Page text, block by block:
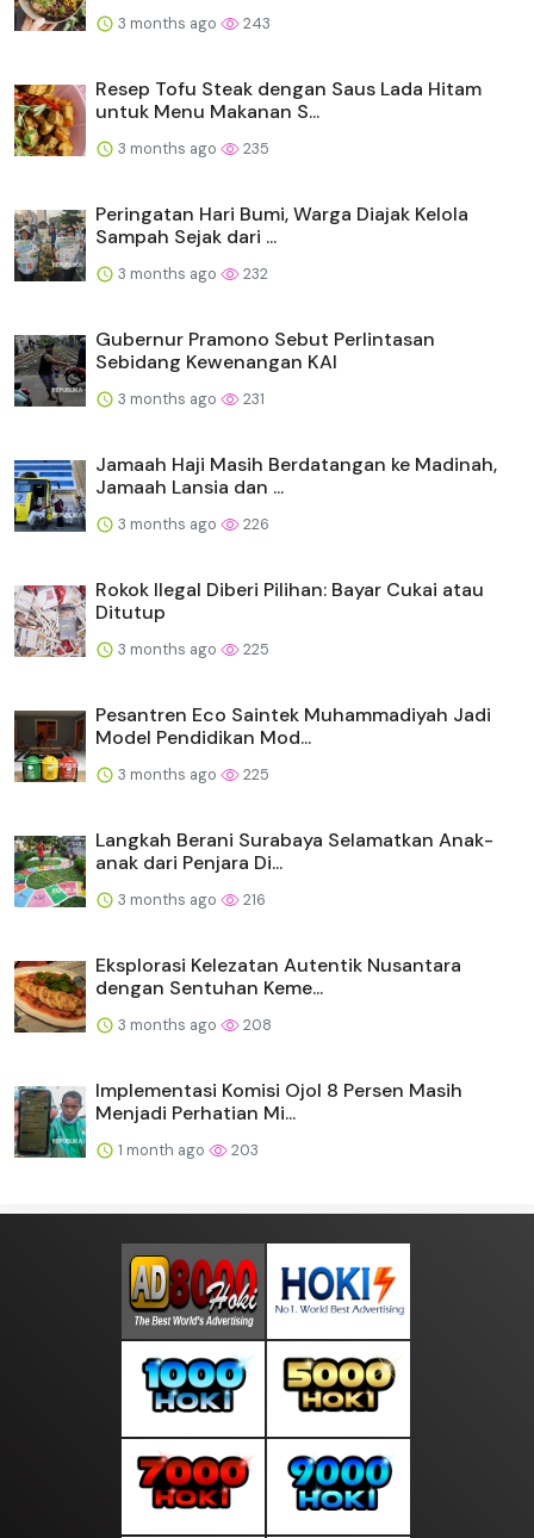
3 months ago 243
Resep Tofu Steak dengan Saus Lada Hitam
untuk Menu Makanan S...
3 months ago 235
Peringatan Hari Bumi, Warga Diajak Kelola
Sampah Sejak dari ...
3 months ago 232
Gubernur Pramono Sebut Perlintasan
Sebidang Kewenangan KAI
3 months ago 231
Jamaah Haji Masih Berdatangan ke Madinah,
Jamaah Lansia dan ...
3 months ago 226
Rokok Ilegal Diberi Pilihan: Bayar Cukai atau
Ditutup
3 months ago 225
Pesantren Eco Saintek Muhammadiyah Jadi
Model Pendidikan Mod...
3 months ago 225
Langkah Berani Surabaya Selamatkan Anak-
anak dari Penjara Di...
3 months ago 216
Eksplorasi Kelezatan Autentik Nusantara
dengan Sentuhan Keme...
3 months ago 208
Implementasi Komisi Ojol 8 Persen Masih
Menjadi Perhatian Mi...
1 month ago 203